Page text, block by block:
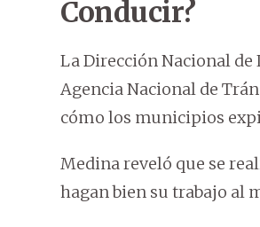
Conducir?
La Dirección Nacional de
Agencia Nacional de
cómo los municipios
Medina reveló que se
hagan bien su trabajo al